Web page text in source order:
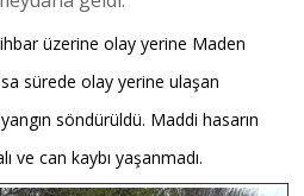
ihbar üzerine olay yerine Maden
sürede olay yerine ulaşan
söndürüldü. Maddi hasarın
ve can kaybı yaşanmadı.